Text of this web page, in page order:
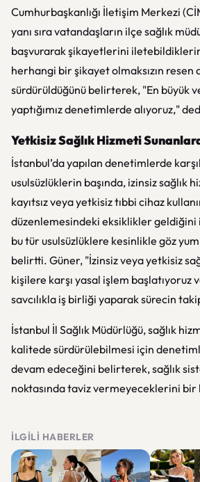
Cumhurbaşkanlığı İletişim Merkezi
yanı sıra vatandaşların ilçe sağlık
başvurarak şikayetlerini
herhangi bir şikayet olmaksızın
sürdürüldüğünü belirterek, "En büyük
yaptığımız denetimlerde alıyoruz,"
Yetkisiz Sağlık Hizmeti
İstanbul’da yapılan denetimlerde
usulsüzlüklerin başında, izinsiz sağlık
kayıtsız veya yetkisiz tıbbi cihaz
düzenlemesindeki eksiklikler geldiğini
bu tür usulsüzlüklere kesinlikle göz
belirtti. Güner, "İzinsiz veya yetkisiz
kişilere karşı yasal işlem başlatıyoruz
savcılıkla iş birliği yaparak sürecin
İstanbul İl Sağlık Müdürlüğü, sağlık
kalitede sürdürülebilmesi için
devam edeceğini belirterek, sağlık
noktasında taviz vermeyeceklerini bir
İLGILI HABERLER